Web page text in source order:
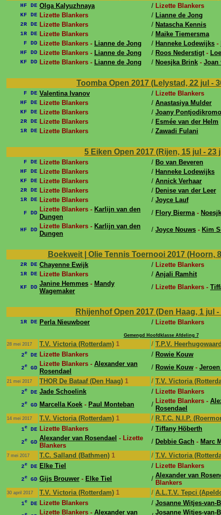
HF DE Olga Kalyuzhnaya / Lizette Blankers
KF DE Lizette Blankers / Lianne de Jong
2R DE Lizette Blankers / Natascha Kennis
1R DE Lizette Blankers / Maike Tiemersma
F DD Lizette Blankers - Lianne de Jong / Hanneke Lodewijks -
HF DD Lizette Blankers - Lianne de Jong / Roos Nederstigt-
KF DD Lizette Blankers - Lianne de Jong / Noesjka Brink - Joan
Toomba Open 2017 (Lelystad, 22 jul -
F DE Valentina Ivanov / Lizette Blankers
HF DE Lizette Blankers / Anastasiya Mulder
KF DE Lizette Blankers / Joany Pontjodikromo
2R DE Lizette Blankers / Esmée van der Helm
1R DE Lizette Blankers / Zawadi Fulani
5 Eiken Open 2017 (Rijen, 15 jul - 23
F DE Lizette Blankers / Bo van Beveren
HF DE Lizette Blankers / Hanneke Lodewijks
KF DE Lizette Blankers / Annick Verhaar
2R DE Lizette Blankers / Denise van der Leer
1R DE Lizette Blankers / Joyce Lauf
F DD Lizette Blankers - Karlijn van den
Dungen
/ Flory Bierma-
HF DD Lizette Blankers - Karlijn van den
Dungen
/ Joyce Nouws - Kim
Boekweit | Olie Tennis Toernooi 2017 (Hoorn,
2R DE Chayenne Ewijk / Lizette Blankers
1R DE Lizette Blankers / Anjali Ramhit
KF DD Janine Hemmes - Mandy
Wagemaker
/ Lizette Blankers -
Rhijenhof Open 2017 (Den Haag, 1 jul
1R DE Perla Nieuwboer / Lizette Blankers
Gemengd Hoofdklasse Afdeling 7
28 mei 2017
T.V. Victoria (Rotterdam) 1 / T.P.V.
2e DE Lizette Blankers / Rowie Kouw
2e GD
Lizette Blankers - Alexander van
Rosendael
/ Rowie Kouw -
21 mei 2017 THOR De Bataaf (Den Haag) 1 / T.V. Victoria
2e DE Jade Schoelink / Lizette Blankers
2e GD Marcella Koek - Paul Monteban / Lizette Blankers -
Rosendael
14 mei 2017 T.V. Victoria (Rotterdam) 1 / R.T.C. N.I.P.
1e DE Lizette Blankers / Tiffany Höberth
2e GD
Alexander van Rosendael - Lizette
Blankers
/ Debbie Gach - Marc
7 mei 2017 T.C. Salland (Bathmen) 1 / T.V. Victoria
2e DE Elke Tiel / Lizette Blankers
2e GD Gijs Brouwer - Elke Tiel / Alexander van
Blankers
30 april 2017 T.V. Victoria (Rotterdam) 1 / A.L.T.V. Tepci
1e DE Lizette Blankers / Josanne Witjes-van-
Lizette Blankers - Alexander van
Josanne Witjes-van-